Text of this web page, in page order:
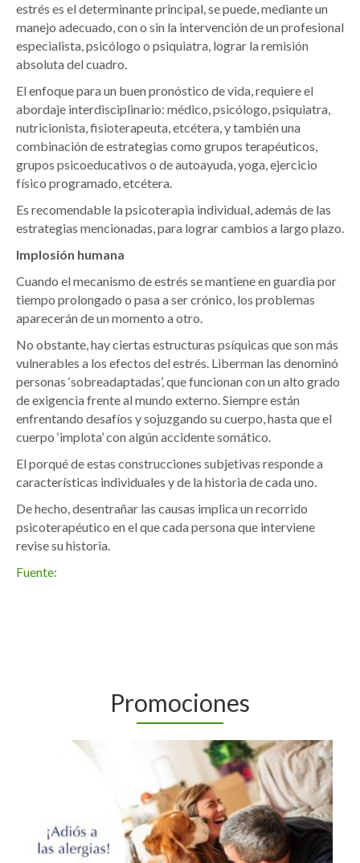
estrés es el determinante principal, se puede, mediante un
manejo adecuado, con o sin la intervención de un profesional
especialista, psicólogo o psiquiatra, lograr la remisión
absoluta del cuadro.
El enfoque para un buen pronóstico de vida, requiere el
abordaje interdisciplinario: médico, psicólogo, psiquiatra,
nutricionista, fisioterapeuta, etcétera, y también una
combinación de estrategias como grupos terapéuticos,
grupos psicoeducativos o de autoayuda, yoga, ejercicio
físico programado, etcétera.
Es recomendable la psicoterapia individual, además de las
estrategias mencionadas, para lograr cambios a largo plazo.
Implosión humana
Cuando el mecanismo de estrés se mantiene en guardia por
tiempo prolongado o pasa a ser crónico, los problemas
aparecerán de un momento a otro.
No obstante, hay ciertas estructuras psíquicas que son más
vulnerables a los efectos del estrés. Liberman las denominó
personas ‘sobreadaptadas’, que funcionan con un alto grado
de exigencia frente al mundo externo. Siempre están
enfrentando desafíos y sojuzgando su cuerpo, hasta que el
cuerpo ‘implota’ con algún accidente somático.
El porqué de estas construcciones subjetivas responde a
características individuales y de la historia de cada uno.
De hecho, desentrañar las causas implica un recorrido
psicoterapéutico en el que cada persona que interviene
revise su historia.
Fuente:
Promociones